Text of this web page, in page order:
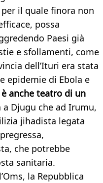
il quale finora non
possa
Paesi già
e sfollamenti, come
dell’Ituri era stata
epidemie di Ebola e
anche teatro di un
a Djugu che ad Irumu,
jihadista legata
che potrebbe
sanitaria.
la Repubblica